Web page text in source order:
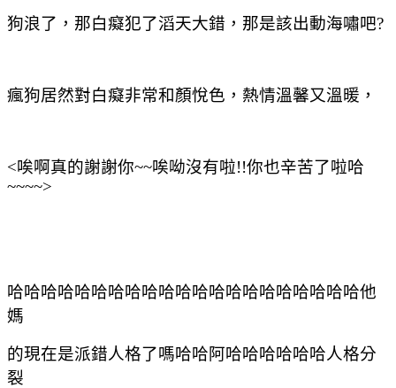
狗浪了，那白癡犯了滔天大錯，那是該出動海嘯吧?
瘋狗居然對白癡非常和顏悅色，熱情溫馨又溫暖，
<唉啊真的謝謝你~~唉呦沒有啦!!你也辛苦了啦哈
~~~~>
哈哈哈哈哈哈哈哈哈哈哈哈哈哈哈哈哈哈哈哈哈他
媽
的現在是派錯人格了嗎哈哈阿哈哈哈哈哈哈人格分
裂